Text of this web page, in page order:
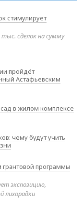
стимулирует
тыс. сделок на сумму
пройдёт
Астафьевским
в жилом комплексе
чему будут учить
программы
экспозицию,
лихорадки